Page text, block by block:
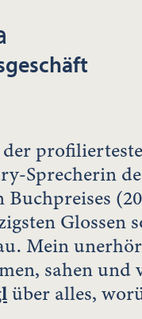
der
Sprecherin
Buchpreises
Glossen
Mein
sahen und
über alles,